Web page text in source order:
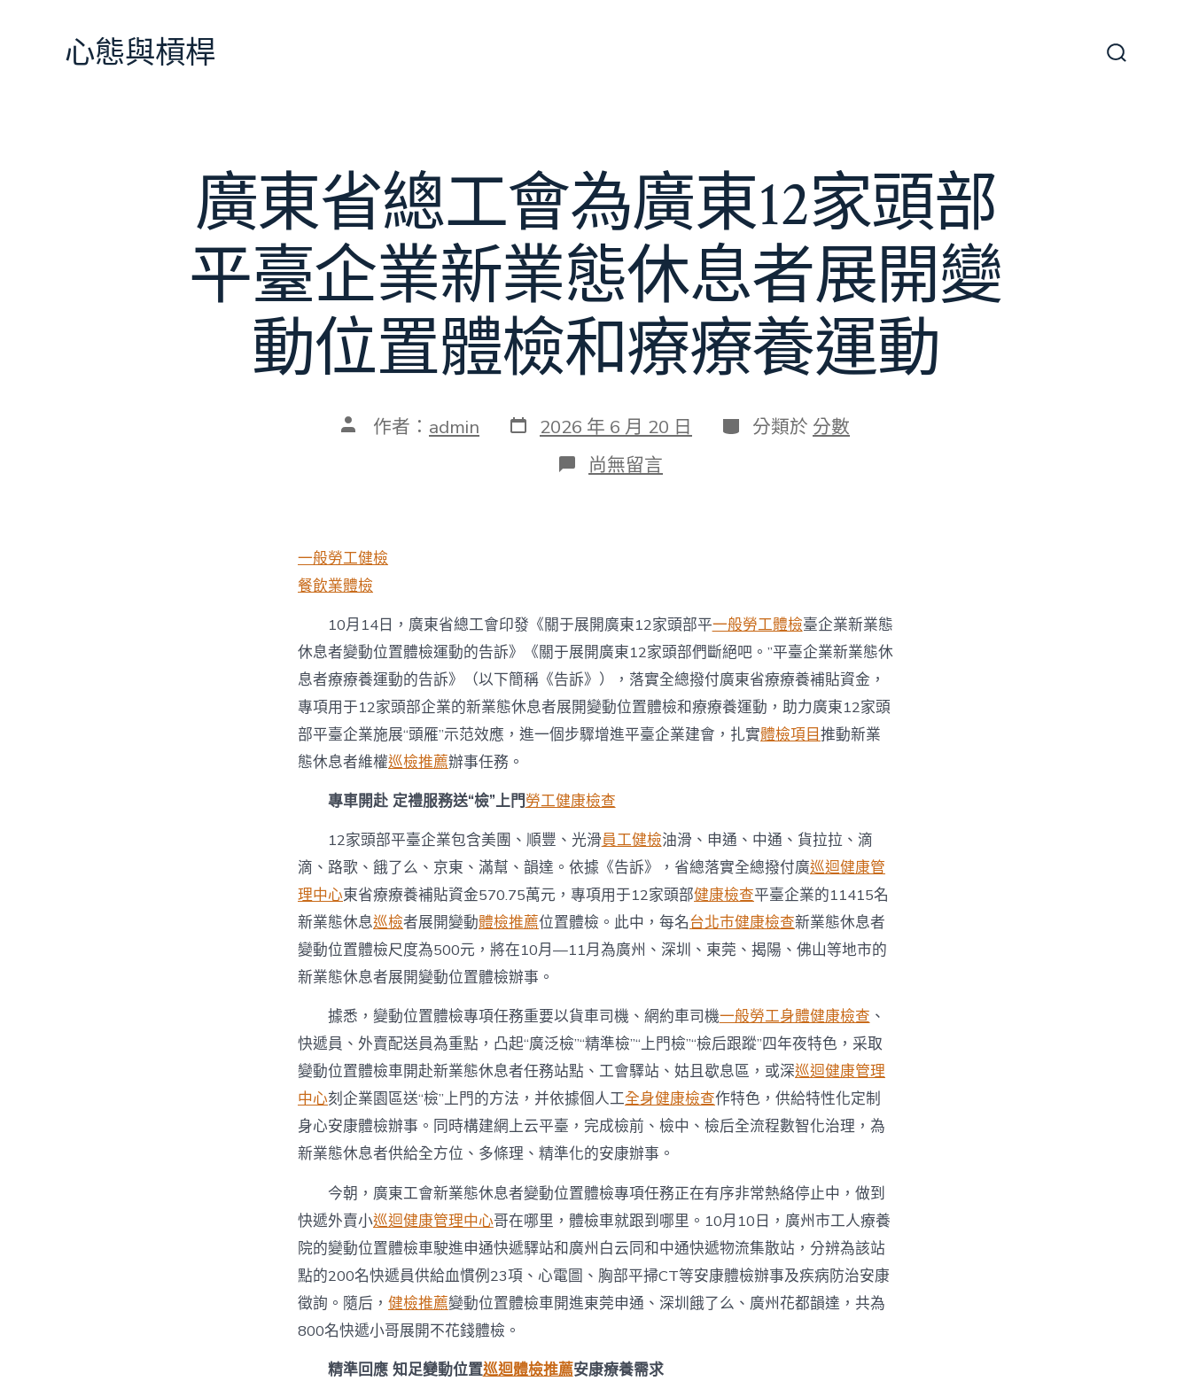
心態與槓桿
廣東省總工會為廣東12家頭部
平臺企業新業態休息者展開變
動位置體檢和療療養運動
文 作者： admin 發
表
2026 年 6 月 20 日 分
類
分類於 分數
在
〈廣
東
12
家
頭
部
平
臺
企
業
休
息
者
展
開
變
動
位
檢
和
療
療
養
運
動〉
中
尚無留言
一般勞工健檢
餐飲業體檢
10月14日，廣東省總工會印發《關于展開廣東12家頭部平一般勞工體檢臺企業新業態
休息者變動位置體檢運動的告訴》《關于展開廣東12家頭部們斷絕吧。”平臺企業新業態休
息者療療養運動的告訴》（以下簡稱《告訴》），落實全總撥付廣東省療療養補貼資金，
專項用于12家頭部企業的新業態休息者展開變動位置體檢和療療養運動，助力廣東12家頭
部平臺企業施展“頭雁”示范效應，進一個步驟增進平臺企業建會，扎實體檢項目推動新業
態休息者維權巡檢推薦辦事任務。
專車開赴 定禮服務送“檢”上門勞工健康檢查
12家頭部平臺企業包含美團、順豐、光滑員工健檢油滑、申通、中通、貨拉拉、滴
滴、路歌、餓了么、京東、滿幫、韻達。依據《告訴》，省總落實全總撥付廣巡迴健康管
理中心東省療療養補貼資金570.75萬元，專項用于12家頭部健康檢查平臺企業的11415名
新業態休息巡檢者展開變動體檢推薦位置體檢。此中，每名台北巿健康檢查新業態休息者
變動位置體檢尺度為500元，將在10月—11月為廣州、深圳、東莞、揭陽、佛山等地市的
新業態休息者展開變動位置體檢辦事。
據悉，變動位置體檢專項任務重要以貨車司機、網約車司機一般勞工身體健康檢查 、
快遞員、外賣配送員為重點，凸起“廣泛檢”“精準檢”“上門檢”“檢后跟蹤”四年夜特色，采取
變動位置體檢車開赴新業態休息者任務站點、工會驛站、姑且歇息區，或深巡迴健康管理
中心刻企業園區送“檢”上門的方法，并依據個人工全身健康檢查作特色，供給特性化定制
身心安康體檢辦事。同時構建網上云平臺，完成檢前、檢中、檢后全流程數智化治理，為
新業態休息者供給全方位、多條理、精準化的安康辦事。
今朝，廣東工會新業態休息者變動位置體檢專項任務正在有序非常熱絡停止中，做到
快遞外賣小巡迴健康管理中心哥在哪里，體檢車就跟到哪里。10月10日，廣州市工人療養
院的變動位置體檢車駛進申通快遞驛站和廣州白云同和中通快遞物流集散站，分辨為該站
點的200名快遞員供給血慣例23項、心電圖、胸部平掃CT等安康體檢辦事及疾病防治安康
徵詢。隨后， 健檢推薦變動位置體檢車開進東莞申通、深圳餓了么、廣州花都韻達，共為
800名快遞小哥展開不花錢體檢。
精準回應 知足變動位置巡迴體檢推薦安康療養需求